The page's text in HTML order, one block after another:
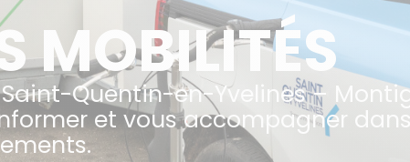
MOBILITÉS
Saint-Quentin-en-Yvelines –
et vous accompagner